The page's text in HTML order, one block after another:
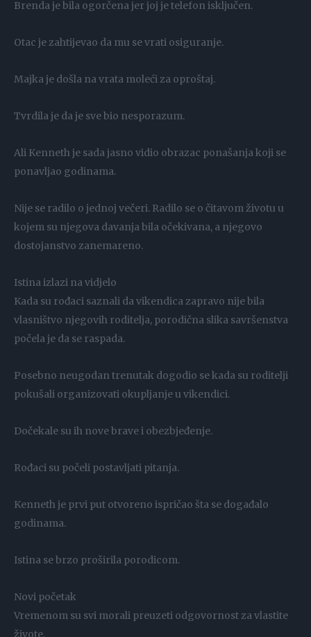
Brenda je bila ogorčena jer joj je telefon isključen.
Otac je zahtijevao da mu se vrati osiguranje.
Majka je došla na vrata moleći za oproštaj.
Tvrdila je da je sve bio nesporazum.
Ali Kenneth je sada jasno vidio obrazac ponašanja koji se
ponavljao godinama.
Nije se radilo o jednoj večeri. Radilo se o čitavom životu u
kojem su njegova davanja bila očekivana, a njegovo
dostojanstvo zanemareno.
Istina izlazi na vidjelo
Kada su rođaci saznali da vikendica zapravo nije bila
vlasništvo njegovih roditelja, porodična slika savršenstva
počela je da se raspada.
Posebno neugodan trenutak dogodio se kada su roditelji
pokušali organizovati okupljanje u vikendici.
Dočekale su ih nove brave i obezbjeđenje.
Rođaci su počeli postavljati pitanja.
Kenneth je prvi put otvoreno ispričao šta se događalo
godinama.
Istina se brzo proširila porodicom.
Novi početak
Vremenom su svi morali preuzeti odgovornost za vlastite
živote.